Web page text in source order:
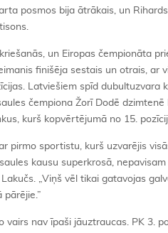
posmos bija ātrākais, un
un Eiropas čempionāta
finišēja sestais un otrais,
Latviešiem spīd dubultuzvara
čempiona Žorī Dodē
kurš kopvērtējumā no 15.
pirmo sportistu, kurš uzvarējis
kausu superkrosā,
„Viņš vēl tikai gatavojas
pārējie.”
vairs nav īpaši jāuztraucas. PK 3.